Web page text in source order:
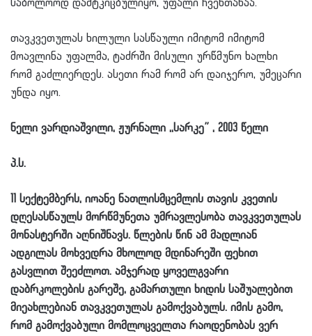
საბოლოოდ დამტკიცბულიყო, უფალი ჩვენთანაა.
თავკვეთულას ხილული სასწაული იმიტომ იმიტომ
მოავლინა უფალმა, ტაძრში მისული ურწმუნო ხალხი
რომ გაძლიერდეს. ასეთი რამ რომ არ დაიჯერო, უმეცარი
უნდა იყო.
ნელი ვარდიაშვილი, ჟურნალი ,,სარკე” , 2003 წელი
პ.ს.
11 სექტემბერს, იოანე ნათლისმცემლის თავის კვეთის
დღესასწაულს მორწმუნეთა უმრავლესობა თავკვეთულას
მონასტერში აღნიშნავს. წლების წინ ამ მადლიან
ადგილას მოხვედრა მხოლოდ მდინარეში ფეხით
გასვლით შეეძლოთ. ამჯერად ყოველგვარი
დაბრკოლების გარეშე, გამართული ხიდის საშუალებით
მიეახლებიან თავკვეთულას გამოქვაბულს. იმის გამო,
რომ გამოქვაბული მომლოცველთა რაოდენობას ვერ